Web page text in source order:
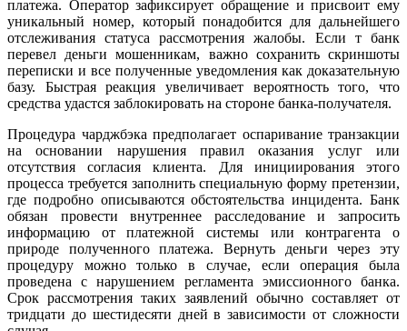
платежа. Оператор зафиксирует обращение и присвоит ему
уникальный номер, который понадобится для дальнейшего
отслеживания статуса рассмотрения жалобы. Если т банк
перевел деньги мошенникам, важно сохранить скриншоты
переписки и все полученные уведомления как доказательную
базу. Быстрая реакция увеличивает вероятность того, что
средства удастся заблокировать на стороне банка-получателя.
Процедура чарджбэка предполагает оспаривание транзакции
на основании нарушения правил оказания услуг или
отсутствия согласия клиента. Для инициирования этого
процесса требуется заполнить специальную форму претензии,
где подробно описываются обстоятельства инцидента. Банк
обязан провести внутреннее расследование и запросить
информацию от платежной системы или контрагента о
природе полученного платежа. Вернуть деньги через эту
процедуру можно только в случае, если операция была
проведена с нарушением регламента эмиссионного банка.
Срок рассмотрения таких заявлений обычно составляет от
тридцати до шестидесяти дней в зависимости от сложности